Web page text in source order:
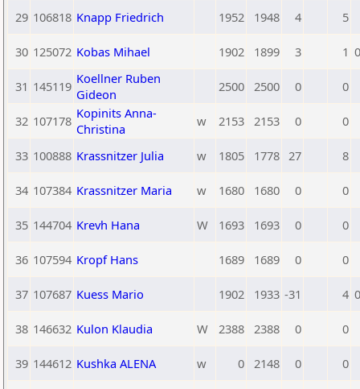
29 106818 Knapp Friedrich 1952 1948 4 5
30 125072 Kobas Mihael 1902 1899 3 1
31 145119 Koellner Ruben
Gideon
2500 2500 0 0
32 107178 Kopinits Anna-
Christina
w 2153 2153 0 0
33 100888 Krassnitzer Julia w 1805 1778 27 8
34 107384 Krassnitzer Maria w 1680 1680 0 0
35 144704 Krevh Hana W 1693 1693 0 0
36 107594 Kropf Hans 1689 1689 0 0
37 107687 Kuess Mario 1902 1933 -31 4
38 146632 Kulon Klaudia W 2388 2388 0 0
39 144612 Kushka ALENA w 0 2148 0 0